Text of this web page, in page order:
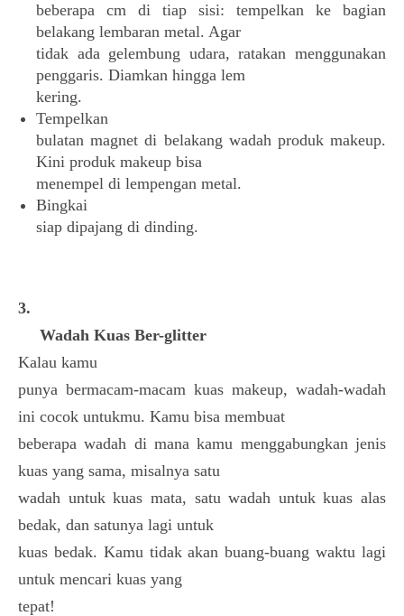
beberapa cm di tiap sisi: tempelkan ke bagian
belakang lembaran metal. Agar
tidak ada gelembung udara, ratakan menggunakan
penggaris. Diamkan hingga lem
kering.
Tempelkan
bulatan magnet di belakang wadah produk makeup.
Kini produk makeup bisa
menempel di lempengan metal.
Bingkai
siap dipajang di dinding.
3.
Wadah Kuas Ber-glitter
Kalau kamu
punya bermacam-macam kuas makeup, wadah-wadah
ini cocok untukmu. Kamu bisa membuat
beberapa wadah di mana kamu menggabungkan jenis
kuas yang sama, misalnya satu
wadah untuk kuas mata, satu wadah untuk kuas alas
bedak, dan satunya lagi untuk
kuas bedak. Kamu tidak akan buang-buang waktu lagi
untuk mencari kuas yang
tepat!